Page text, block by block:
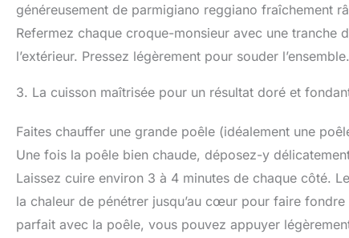
généreusement de parmigiano reggiano fraîchement
Refermez chaque croque-monsieur avec une tranche
l’extérieur. Pressez légèrement pour souder l’ensemble.
3. La cuisson maîtrisée pour un résultat doré et
Faites chauffer une grande poêle (idéalement une
Une fois la poêle bien chaude, déposez-y
Laissez cuire environ 3 à 4 minutes de chaque côté.
la chaleur de pénétrer jusqu’au cœur pour faire
parfait avec la poêle, vous pouvez appuyer